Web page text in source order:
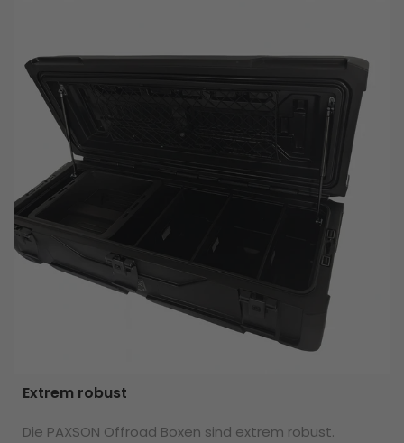
Extrem robust
Die PAXSON Offroad Boxen sind extrem robust.